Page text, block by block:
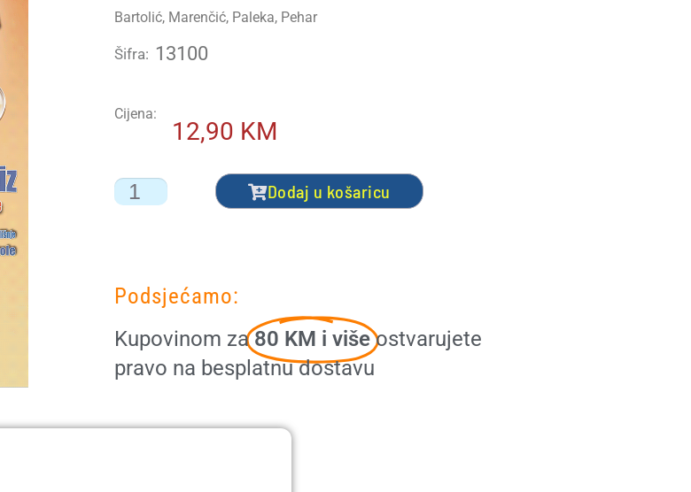
Bartolić, Marenčić, Paleka, Pehar
Šifra: 13100
Cijena:
12,90 KM
Dodaj u košaricu
Podsjećamo:
Kupovinom za80 KM i više ostvarujete
pravo na besplatnu dostavu